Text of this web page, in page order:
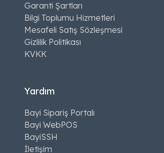
Garanti Şartları
Bilgi Toplumu Hizmetleri
Mesafeli Satış Sözleşmesi
Gizlilik Politikası
KVKK
Yardım
Bayi Sipariş Portalı
Bayi WebPOS
BayiSSH
İletişim